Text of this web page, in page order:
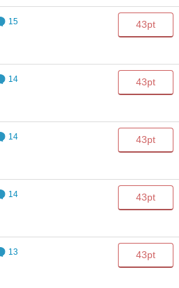
15 43pt
14 43pt
14 43pt
14 43pt
13 43pt